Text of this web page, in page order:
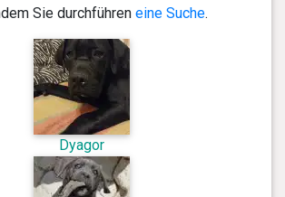
Sie durchführen eine Suche.
Dyagor